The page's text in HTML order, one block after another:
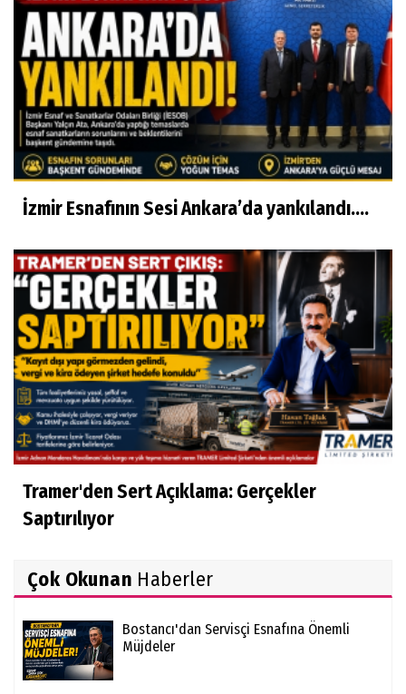
İzmir Esnafının Sesi Ankara’da yankılandı….
Tramer'den Sert Açıklama: Gerçekler
Saptırılıyor
Çok Okunan Haberler
Bostancı'dan Servisçi Esnafına Önemli
Müjdeler